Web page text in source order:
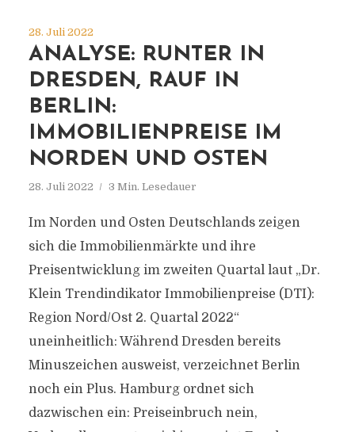
28. Juli 2022
ANALYSE: RUNTER IN
DRESDEN, RAUF IN
BERLIN:
IMMOBILIENPREISE IM
NORDEN UND OSTEN
28. Juli 2022 3 Min. Lesedauer
Im Norden und Osten Deutschlands zeigen
sich die Immobilienmärkte und ihre
Preisentwicklung im zweiten Quartal laut „Dr.
Klein Trendindikator Immobilienpreise (DTI):
Region Nord/Ost 2. Quartal 2022“
uneinheitlich: Während Dresden bereits
Minuszeichen ausweist, verzeichnet Berlin
noch ein Plus. Hamburg ordnet sich
dazwischen ein: Preiseinbruch nein,